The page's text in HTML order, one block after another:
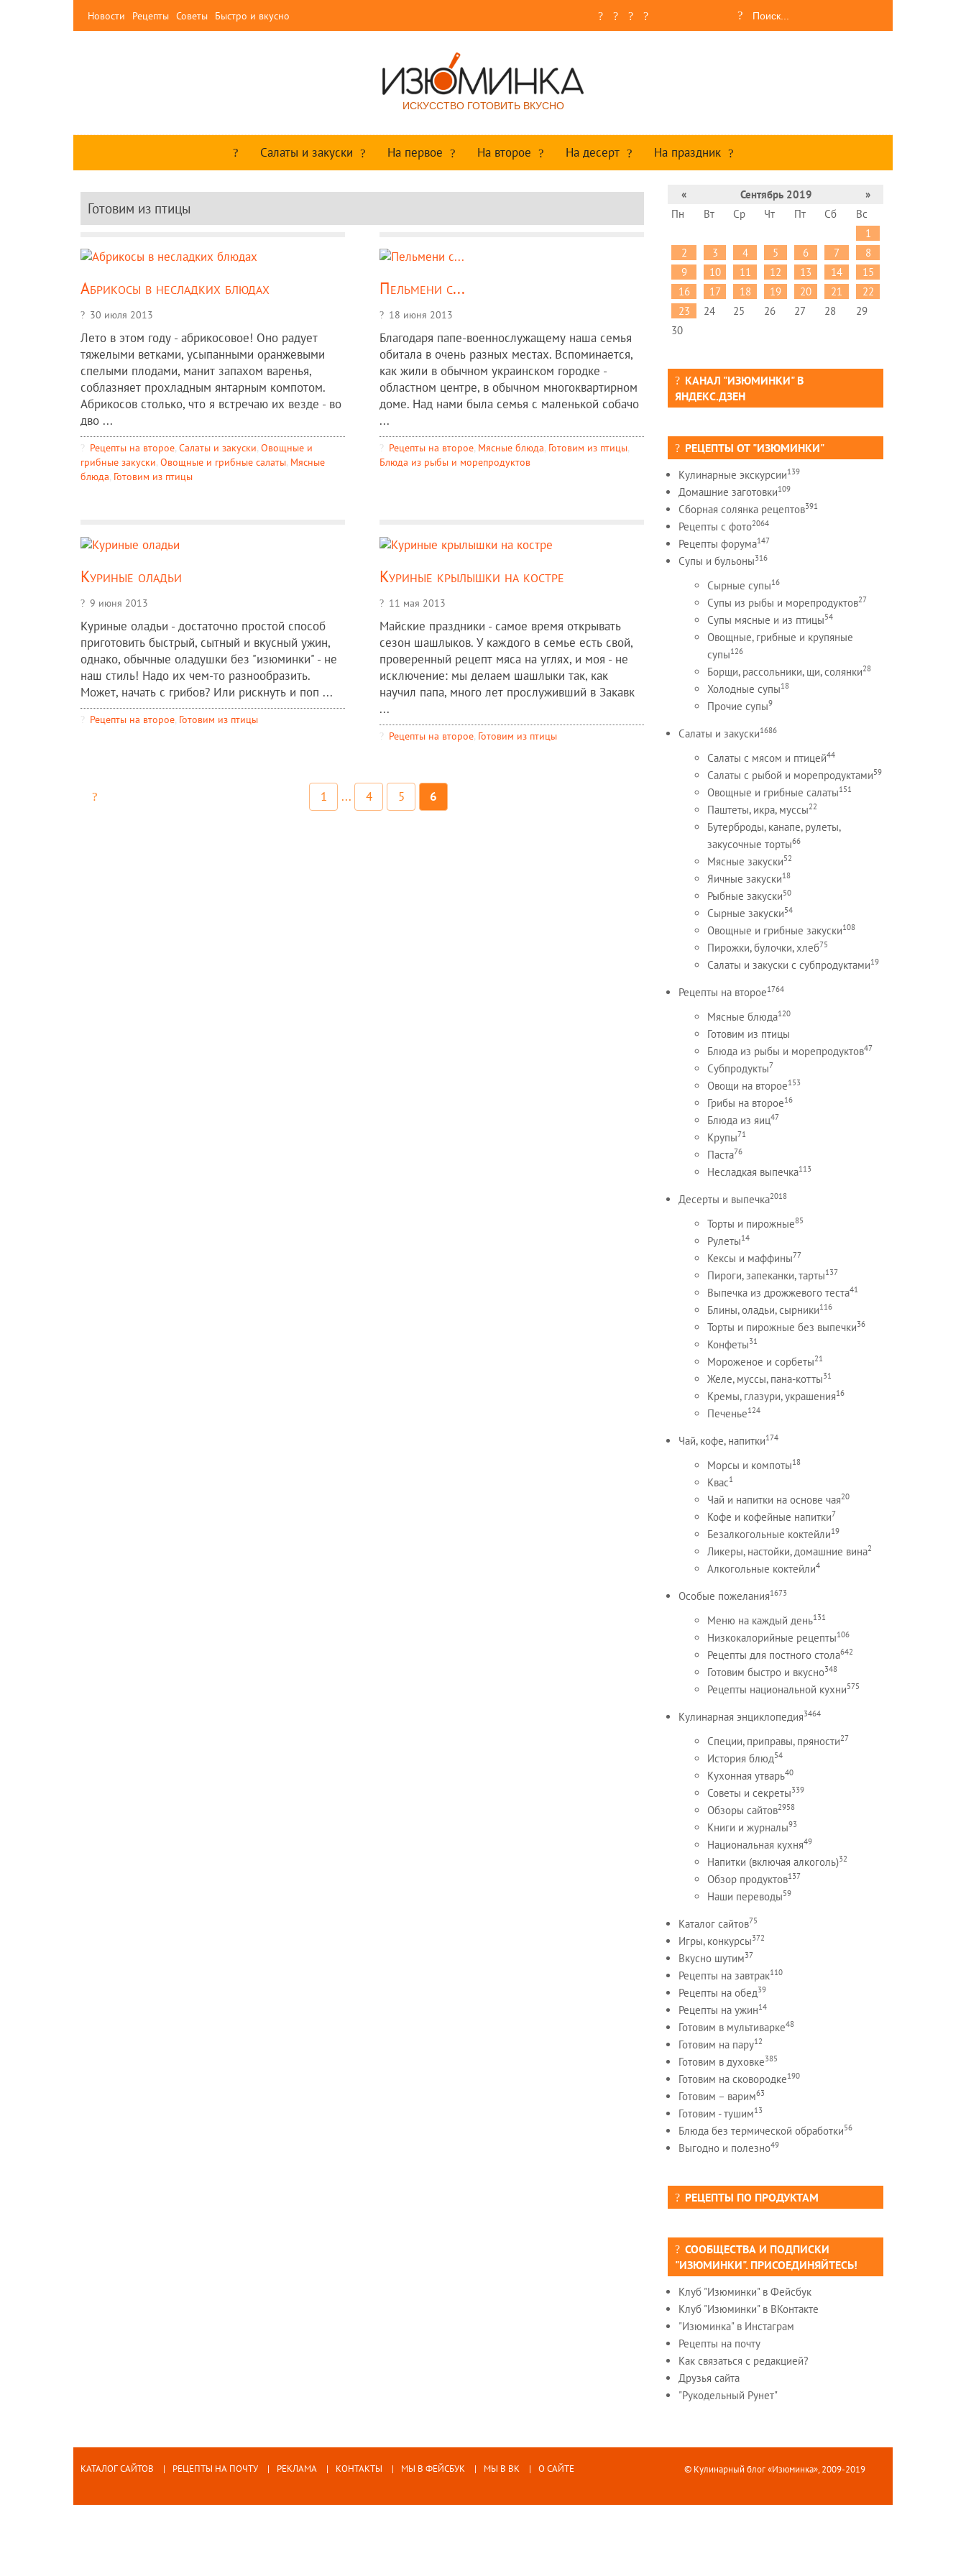
Новости Рецепты Советы Быстро и вкусно
ИСКУССТВО ГОТОВИТЬ ВКУСНО
Салаты и закуски На первое На второе На десерт На праздник
Готовим из птицы
Абрикосы в несладких блюдах
30 июля 2013
Лето в этом году - абрикосовое! Оно радует
тяжелыми ветками, усыпанными оранжевыми
спелыми плодами, манит запахом варенья,
соблазняет прохладным янтарным компотом.
Абрикосов столько, что я встречаю их везде - во
дво ...
Рецепты на второе, Салаты и закуски, Овощные и
грибные закуски, Овощные и грибные салаты, Мясные
блюда, Готовим из птицы
Пельмени с...
18 июня 2013
Благодаря папе-военнослужащему наша семья
обитала в очень разных местах. Вспоминается,
как жили в обычном украинском городке -
областном центре, в обычном многоквартирном
доме. Над нами была семья с маленькой собачо
...
Рецепты на второе, Мясные блюда, Готовим из птицы,
Блюда из рыбы и морепродуктов
Куриные оладьи
9 июня 2013
Куриные оладьи - достаточно простой способ
приготовить быстрый, сытный и вкусный ужин,
однако, обычные оладушки без "изюминки" - не
наш стиль! Надо их чем-то разнообразить.
Может, начать с грибов? Или рискнуть и поп ...
Рецепты на второе, Готовим из птицы
Куриные крылышки на костре
11 мая 2013
Майские праздники - самое время открывать
сезон шашлыков. У каждого в семье есть свой,
проверенный рецепт мяса на углях, и моя - не
исключение: мы делаем шашлыки так, как
научил папа, много лет прослуживший в Закавк
...
Рецепты на второе, Готовим из птицы
1 ... 4 5 6
« Сентябрь 2019
»
Пн
Вт Ср Чт Пт Сб
Вс
1
2
3 4 5 6 7
8
9
10 11 12 13 14
15
16
17 18 19 20 21
22
23
24 25 26 27 28
29
30
КАНАЛ "ИЗЮМИНКИ" В
ЯНДЕКС.ДЗЕН
РЕЦЕПТЫ ОТ "ИЗЮМИНКИ"
Кулинарные экскурсии139
Домашние заготовки109
Сборная солянка рецептов391
Рецепты c фото2064
Рецепты форума147
Супы и бульоны316
Сырные супы16
Супы из рыбы и морепродуктов27
Супы мясные и из птицы54
Овощные, грибные и крупяные
супы126
Борщи, рассольники, щи, солянки28
Холодные супы18
Прочие супы9
Салаты и закуски1686
Салаты с мясом и птицей44
Салаты с рыбой и морепродуктами59
Овощные и грибные салаты151
Паштеты, икра, муссы22
Бутерброды, канапе, рулеты,
закусочные торты66
Мясные закуски52
Яичные закуски18
Рыбные закуски50
Сырные закуски54
Овощные и грибные закуски108
Пирожки, булочки, хлеб75
Салаты и закуски с субпродуктами19
Рецепты на второе1764
Мясные блюда120
Готовим из птицы
Блюда из рыбы и морепродуктов47
Субпродукты7
Овощи на второе153
Грибы на второе16
Блюда из яиц47
Крупы71
Паста76
Несладкая выпечка113
Десерты и выпечка2018
Торты и пирожные85
Рулеты14
Кексы и маффины77
Пироги, запеканки, тарты137
Выпечка из дрожжевого теста41
Блины, оладьи, сырники116
Торты и пирожные без выпечки36
Конфеты31
Мороженое и сорбеты21
Желе, муссы, пана-котты31
Кремы, глазури, украшения16
Печенье124
Чай, кофе, напитки174
Морсы и компоты18
Квас1
Чай и напитки на основе чая20
Кофе и кофейные напитки7
Безалкогольные коктейли19
Ликеры, настойки, домашние вина2
Алкогольные коктейли4
Особые пожелания1673
Меню на каждый день131
Низкокалорийные рецепты106
Рецепты для постного стола642
Готовим быстро и вкусно348
Рецепты национальной кухни575
Кулинарная энциклопедия3464
Специи, приправы, пряности27
История блюд54
Кухонная утварь40
Советы и секреты339
Обзоры сайтов2958
Книги и журналы93
Национальная кухня49
Напитки (включая алкоголь)32
Обзор продуктов137
Наши переводы59
Каталог сайтов75
Игры, конкурсы372
Вкусно шутим37
Рецепты на завтрак110
Рецепты на обед39
Рецепты на ужин14
Готовим в мультиварке48
Готовим на пару12
Готовим в духовке385
Готовим на сковородке190
Готовим – варим63
Готовим - тушим13
Блюда без термической обработки56
Выгодно и полезно49
РЕЦЕПТЫ ПО ПРОДУКТАМ
СООБЩЕСТВА И ПОДПИСКИ
"ИЗЮМИНКИ". ПРИСОЕДИНЯЙТЕСЬ!
Клуб "Изюминки" в Фейсбук
Клуб "Изюминки" в ВКонтакте
"Изюминка" в Инстаграм
Рецепты на почту
Как связаться с редакцией?
Друзья сайта
"Рукодельный Рунет"
КАТАЛОГ САЙТОВ РЕЦЕПТЫ НА ПОЧТУ РЕКЛАМА КОНТАКТЫ МЫ В ФЕЙСБУК МЫ В ВК О САЙТЕ © Кулинарный блог «Изюминка», 2009-2019